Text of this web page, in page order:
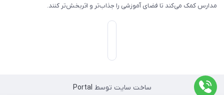
مدارس کمک می‌کند تا فضای آموزشی را جذاب‌تر و اثربخش‌تر کنند.
ساخت سایت توسط Portal